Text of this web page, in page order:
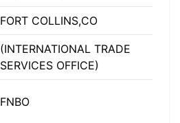
FORT COLLINS,CO
(INTERNATIONAL TRADE
SERVICES OFFICE)
FNBO